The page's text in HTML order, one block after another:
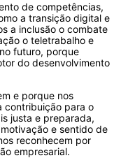
de competências,
a transição digital e
a inclusão o combate
o teletrabalho e
futuro, porque
do desenvolvimento
e porque nos
contribuição para o
justa e preparada,
e sentido de
reconhecem por
empresarial.